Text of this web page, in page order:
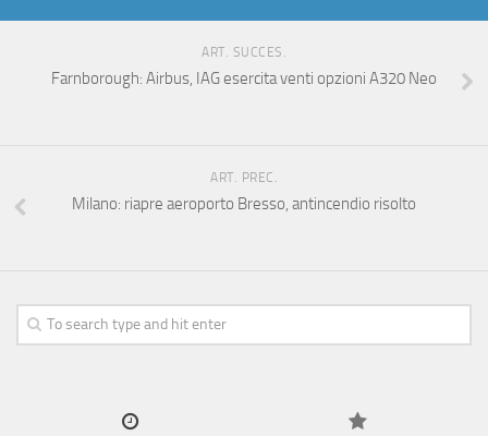
ART. SUCCES.
Farnborough: Airbus, IAG esercita venti opzioni A320 Neo
ART. PREC.
Milano: riapre aeroporto Bresso, antincendio risolto